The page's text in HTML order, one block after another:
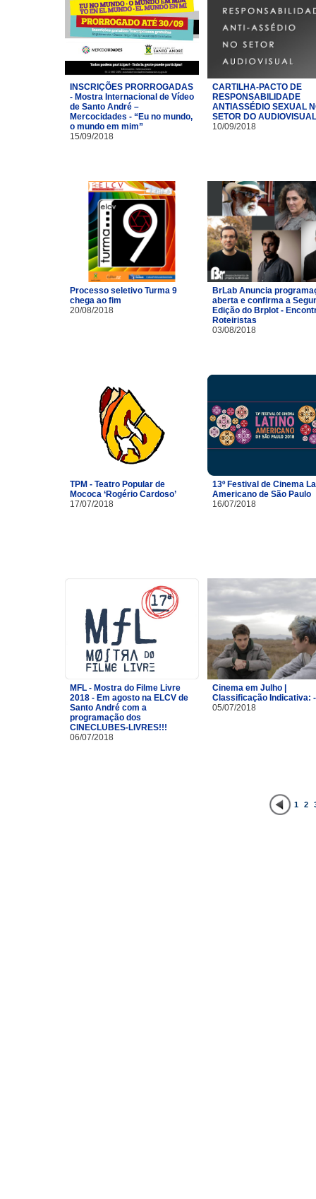
INSCRIÇÕES PRORROGADAS
- Mostra Internacional de Vídeo
de Santo André –
Mercocidades - “Eu no mundo,
o mundo em mim”
15/09/2018
CARTILHA-PACTO DE
RESPONSABILIDADE
ANTIASSÉDIO SEXUAL
SETOR DO AUDIOVISUAL
10/09/2018
Processo seletivo Turma 9
chega ao fim
20/08/2018
BrLab Anuncia
aberta e confirma a
Edição do Brplot -
Roteiristas
03/08/2018
TPM - Teatro Popular de
Mococa ‘Rogério Cardoso’
17/07/2018
13º Festival de Cinema
Americano de São Paulo
16/07/2018
MFL - Mostra do Filme Livre
2018 - Em agosto na ELCV de
Santo André com a
programação dos
CINECLUBES-LIVRES!!!
06/07/2018
Cinema em Julho |
Classificação Indicativa:
05/07/2018
1 2